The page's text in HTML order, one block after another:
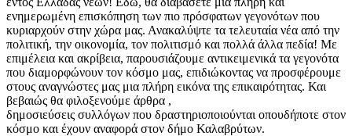
ενημερωμένη επισκόπηση των πιο πρόσφατων γεγονότων που
κυριαρχούν στην χώρα μας. Ανακαλύψτε τα τελευταία νέα από την
πολιτική, την οικονομία, τον πολιτισμό και πολλά άλλα πεδία! Με
επιμέλεια και ακρίβεια, παρουσιάζουμε αντικειμενικά τα γεγονότα
που διαμορφώνουν τον κόσμο μας, επιδιώκοντας να προσφέρουμε
στους αναγνώστες μας μια πλήρη εικόνα της επικαιρότητας. Και
βεβαιώς θα φιλοξενούμε άρθρα ,
δημοσιεύσεις συλλόγων που δραστηριοποιούνται οπουδήποτε στον
κόσμο και έχουν αναφορά στον δήμο Καλαβρύτων.